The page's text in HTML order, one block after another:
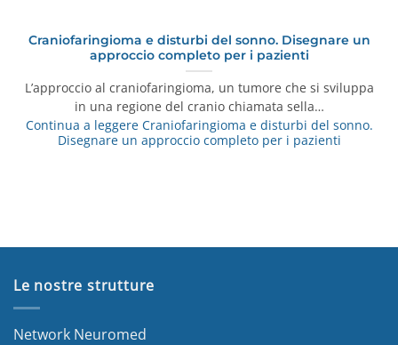
Craniofaringioma e disturbi del sonno. Disegnare un
approccio completo per i pazienti
L’approccio al craniofaringioma, un tumore che si sviluppa
in una regione del cranio chiamata sella…
Continua a leggereCraniofaringioma e disturbi del sonno.
Disegnare un approccio completo per i pazienti
Le nostre strutture
Network Neuromed